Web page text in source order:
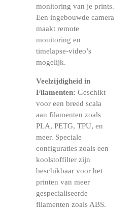
monitoring van je prints.
Een ingebouwde camera
maakt remote
monitoring en
timelapse-video’s
mogelijk.
Veelzijdigheid in
Filamenten: Geschikt
voor een breed scala
aan filamenten zoals
PLA, PETG, TPU, en
meer. Speciale
configuraties zoals een
koolstoffilter zijn
beschikbaar voor het
printen van meer
gespecialiseerde
filamenten zoals ABS.